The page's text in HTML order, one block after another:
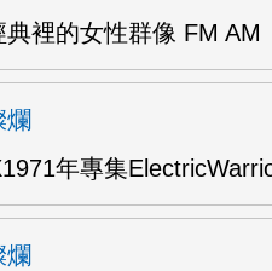
典裡的女性群像 FM AM
爛
年專集
爛